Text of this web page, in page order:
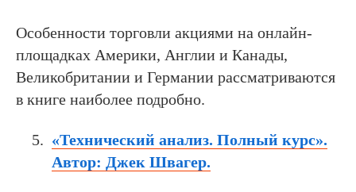
Особенности торговли акциями на онлайн-
площадках Америки, Англии и Канады,
Великобритании и Германии рассматриваются
в книге наиболее подробно.
«Технический анализ. Полный курс».
Автор: Джек Швагер.